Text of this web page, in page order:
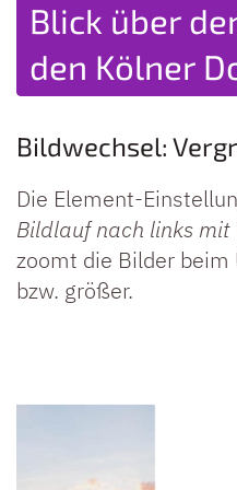
Blick über
den Kölner
Kölner Dom
Blick vom
Kölner Dom
Kölner Dom
Bildwechsel:
Die Element-
Bildlauf nach links mit
zoomt die Bilder beim
bzw. größer.